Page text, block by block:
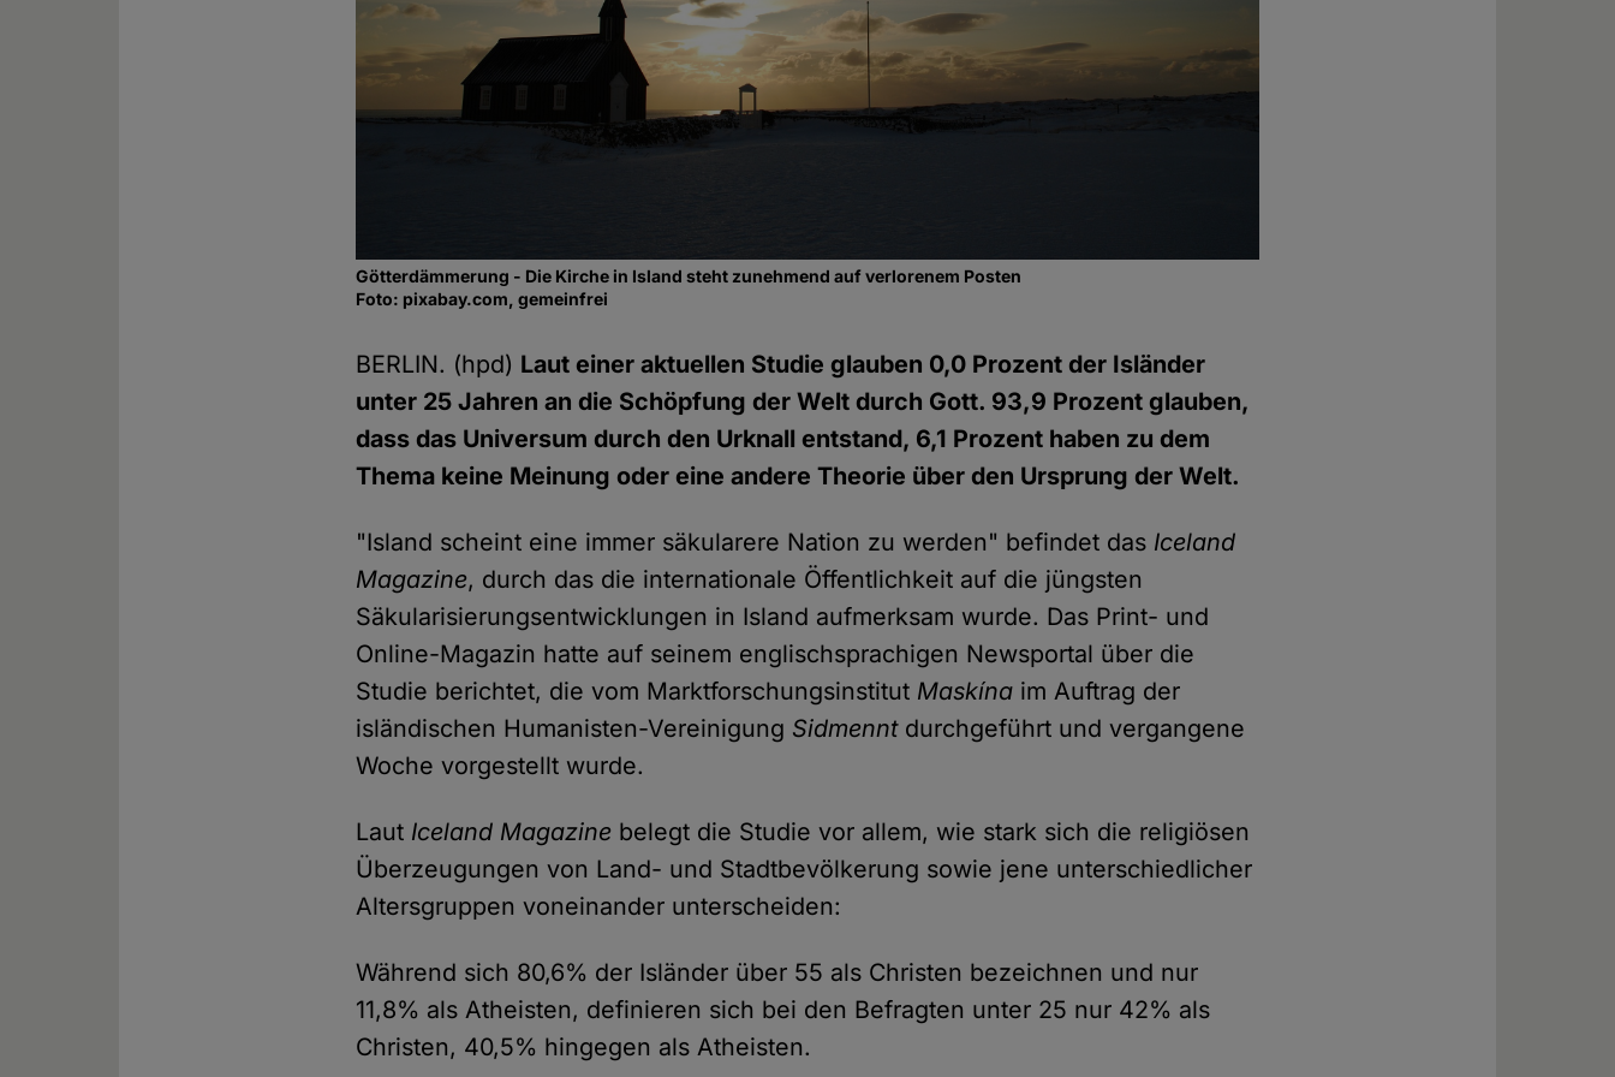
Götterdämmerung - Die Kirche in Island steht zunehmend auf verlorenem Posten
Foto: pixabay.com, gemeinfrei
BERLIN. (hpd) Laut einer aktuellen Studie glauben 0,0 Prozent der Isländer
unter 25 Jahren an die Schöpfung der Welt durch Gott. 93,9 Prozent glauben,
dass das Universum durch den Urknall entstand, 6,1 Prozent haben zu dem
Thema keine Meinung oder eine andere Theorie über den Ursprung der Welt.
"Island scheint eine immer säkularere Nation zu werden" befindet das Iceland
Magazine, durch das die internationale Öffentlichkeit auf die jüngsten
Säkularisierungsentwicklungen in Island aufmerksam wurde. Das Print- und
Online-Magazin hatte auf seinem englischsprachigen Newsportal über die
Studie berichtet, die vom Marktforschungsinstitut Maskína im Auftrag der
isländischen Humanisten-Vereinigung Sidmenntdurchgeführt und vergangene
Woche vorgestellt wurde.
Laut Iceland Magazine belegt die Studie vor allem, wie stark sich die religiösen
Überzeugungen von Land- und Stadtbevölkerung sowie jene unterschiedlicher
Altersgruppen voneinander unterscheiden:
Während sich 80,6% der Isländer über 55 als Christen bezeichnen und nur
11,8% als Atheisten, definieren sich bei den Befragten unter 25 nur 42% als
Christen, 40,5% hingegen als Atheisten.